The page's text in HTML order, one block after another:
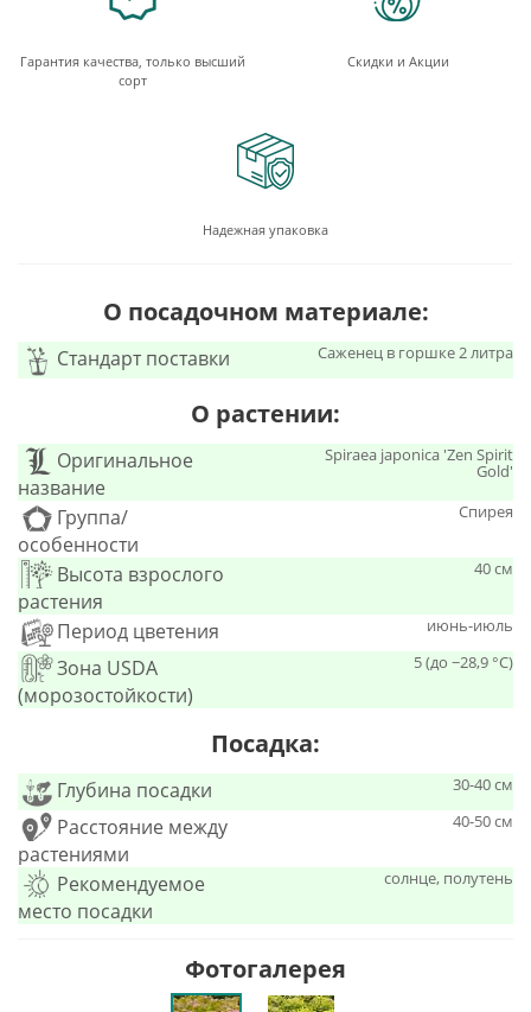
Гарантия качества, только высший
сорт
Скидки и Акции
Надежная упаковка
О посадочном материале:
Стандарт поставки Саженец в горшке 2 литра
О растении:
Оригинальное
название
Spiraea japonica 'Zen Spirit
Gold'
Группа/
особенности
Спирея
Высота взрослого
растения
40 см
Период цветения июнь-июль
Зона USDA
(морозостойкости)
5 (до −28,9 °C)
Посадка:
Глубина посадки 30-40 см
Расстояние между
растениями
40-50 см
Рекомендуемое
место посадки
солнце, полутень
Фотогалерея